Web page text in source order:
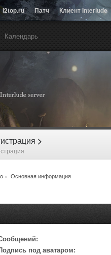
l2top.ru Патч Клиент Interlude
Календарь
>
» Основная информация
под аватаром: